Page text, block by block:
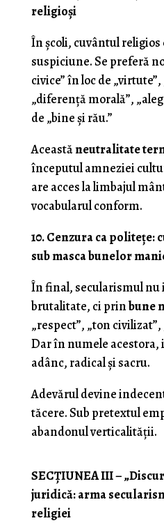
religioși
În școli, cuvântul religios
suspiciune. Se preferă
civice” în loc de
„diferență morală”,
de „bine și rău.”
Aceastăneutralitate
începutul amneziei
are acces la limbajul
vocabularul conform.
10. Cenzura ca politețe:
sub masca bunelor
În final, secularismul
brutalitate, ci prinbune
„respect”, „ton
Dar în numele acestora,
adânc, radical și sacru.
Adevărul devine
tăcere. Sub pretextul
abandonul verticalității.
SECȚIUNEA III –
juridică: arma
religiei